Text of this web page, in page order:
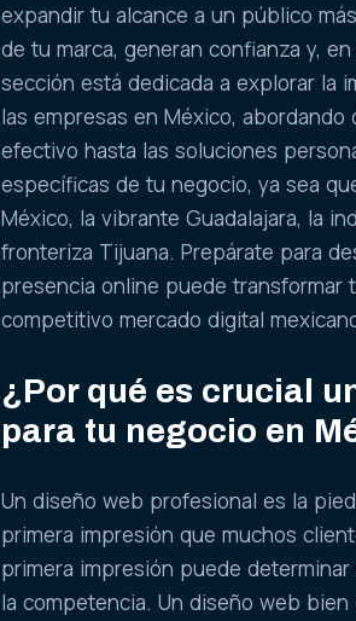
expandir tu alcance a un público
de tu marca, generan confianza y,
sección está dedicada a explorar la
las empresas en México,
efectivo hasta las soluciones
específicas de tu negocio, ya sea
México, la vibrante Guadalajara, la
fronteriza Tijuana. Prepárate para
presencia online puede
competitivo mercado digital
¿Por qué es crucial
para tu negocio en
Un diseño web profesional es la
primera impresión que muchos
primera impresión puede
la competencia. Un diseño web